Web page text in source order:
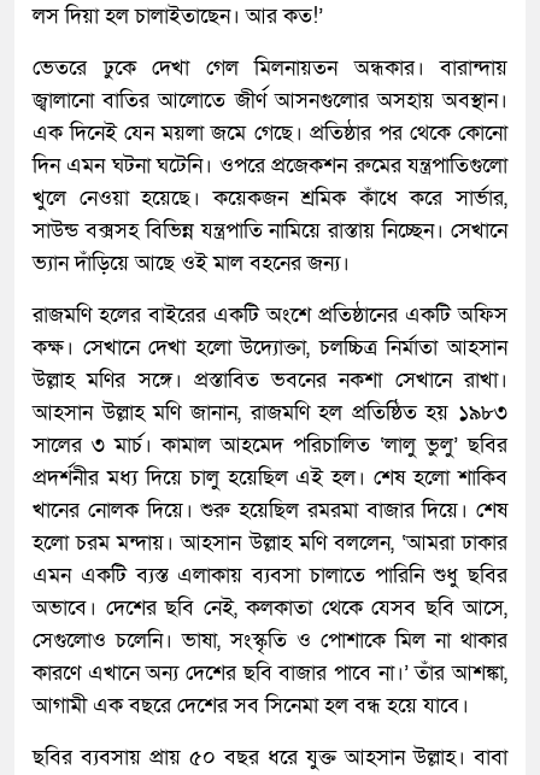
লস দিয়া হল চালাইতাছেন। আর কত!’
ভেতরে ঢুকে দেখা গেল মিলনায়তন অন্ধকার। বারান্দায়
জ্বালানো বাতির আলোতে জীর্ণ আসনগুলোর অসহায় অবস্থান।
এক দিনেই যেন ময়লা জমে গেছে। প্রতিষ্ঠার পর থেকে কোনো
দিন এমন ঘটনা ঘটেনি। ওপরে প্রজেকশন রুমের যন্ত্রপাতিগুলো
খুলে নেওয়া হয়েছে। কয়েকজন শ্রমিক কাঁধে করে সার্ভার,
সাউন্ড বক্সসহ বিভিন্ন যন্ত্রপাতি নামিয়ে রাস্তায় নিচ্ছেন। সেখানে
ভ্যান দাঁড়িয়ে আছে ওই মাল বহনের জন্য।
রাজমণি হলের বাইরের একটি অংশে প্রতিষ্ঠানের একটি অফিস
কক্ষ। সেখানে দেখা হলো উদ্যোক্তা, চলচ্চিত্র নির্মাতা আহসান
উল্লাহ মণির সঙ্গে। প্রস্তাবিত ভবনের নকশা সেখানে রাখা।
আহসান উল্লাহ মণি জানান, রাজমণি হল প্রতিষ্ঠিত হয় ১৯৮৩
সালের ৩ মার্চ। কামাল আহমেদ পরিচালিত ‘লালু ভুলু’ ছবির
প্রদর্শনীর মধ্য দিয়ে চালু হয়েছিল এই হল। শেষ হলো শাকিব
খানের নোলক দিয়ে। শুরু হয়েছিল রমরমা বাজার দিয়ে। শেষ
হলো চরম মন্দায়। আহসান উল্লাহ মণি বললেন, ‘আমরা ঢাকার
এমন একটি ব্যস্ত এলাকায় ব্যবসা চালাতে পারিনি শুধু ছবির
অভাবে। দেশের ছবি নেই, কলকাতা থেকে যেসব ছবি আসে,
সেগুলোও চলেনি। ভাষা, সংস্কৃতি ও পোশাকে মিল না থাকার
কারণে এখানে অন্য দেশের ছবি বাজার পাবে না।’ তাঁর আশঙ্কা,
আগামী এক বছরে দেশের সব সিনেমা হল বন্ধ হয়ে যাবে।
ছবির ব্যবসায় প্রায় ৫০ বছর ধরে যুক্ত আহসান উল্লাহ। বাবা